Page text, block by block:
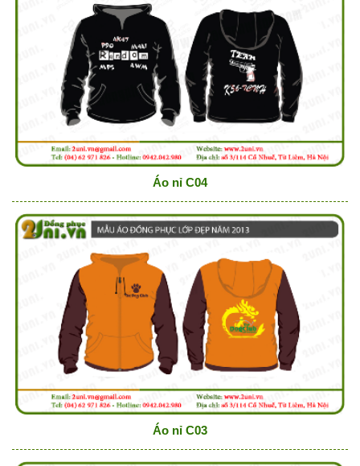
Áo nỉ C04
Áo nỉ C03